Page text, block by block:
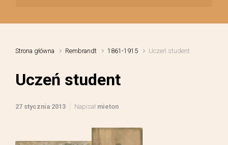
Strona główna Rembrandt 1861-1915 Uczeń student
Uczeń student
27 stycznia 2013 Napisał mieton